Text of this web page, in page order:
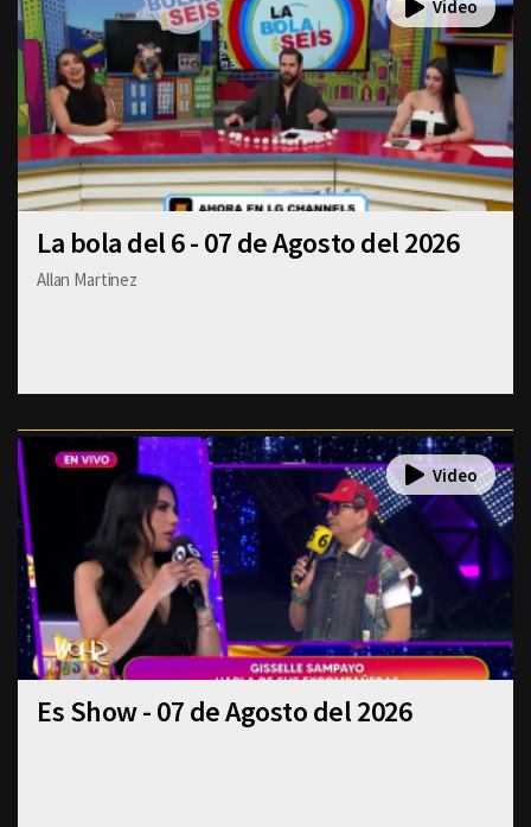
La bola del 6 - 07 de Agosto del 2026
Allan Martinez
Es Show - 07 de Agosto del 2026